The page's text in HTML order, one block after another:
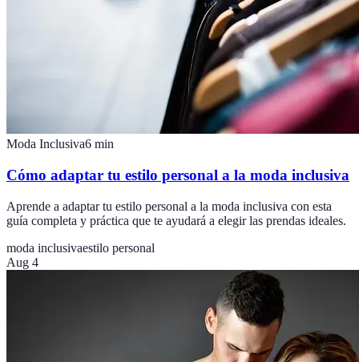
Moda Inclusiva6 min
Cómo adaptar tu estilo personal a la moda inclusiva
Aprende a adaptar tu estilo personal a la moda inclusiva con esta
guía completa y práctica que te ayudará a elegir las prendas ideales.
moda inclusivaestilo personal
Aug 4